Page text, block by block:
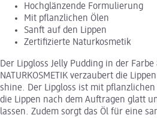
Hochglänzende Formulierung
Mit pflanzlichen Ölen
Sanft auf den Lippen
Zertifizierte Naturkosmetik
Der Lipgloss Jelly Pudding in der Farbe
NATURKOSMETIK verzaubert die
shine. Der Lipgloss ist mit
die Lippen nach dem Auftragen glatt
lassen. Zudem sorgt das Öl für eine